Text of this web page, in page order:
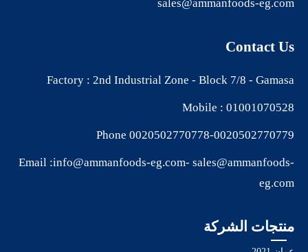
sales@ammanfoods-eg.com
Contact Us
Factory : 2nd Industrial Zone - Block 7/8 - Gamasa
Mobile : 01001070528
Phone 0020502770778-0020502770779
Email :info@ammanfoods-eg.com- sales@ammanfoods-
eg.com
منتجات الشركة